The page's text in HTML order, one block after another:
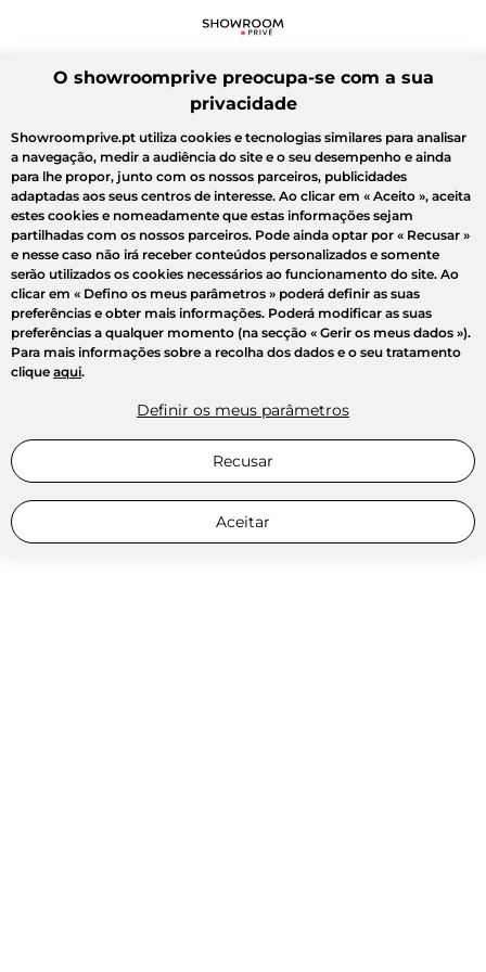
O showroomprive preocupa-se com a sua
privacidade
Showroomprive.pt utiliza cookies e tecnologias similares para analisar
a navegação, medir a audiência do site e o seu desempenho e ainda
para lhe propor, junto com os nossos parceiros, publicidades
adaptadas aos seus centros de interesse. Ao clicar em « Aceito », aceita
estes cookies e nomeadamente que estas informações sejam
partilhadas com os nossos parceiros. Pode ainda optar por « Recusar »
e nesse caso não irá receber conteúdos personalizados e somente
serão utilizados os cookies necessários ao funcionamento do site. Ao
clicar em « Defino os meus parâmetros » poderá definir as suas
preferências e obter mais informações. Poderá modificar as suas
preferências a qualquer momento (na secção « Gerir os meus dados »).
Para mais informações sobre a recolha dos dados e o seu tratamento
clique aqui.
Definir os meus parâmetros
Recusar
Aceitar